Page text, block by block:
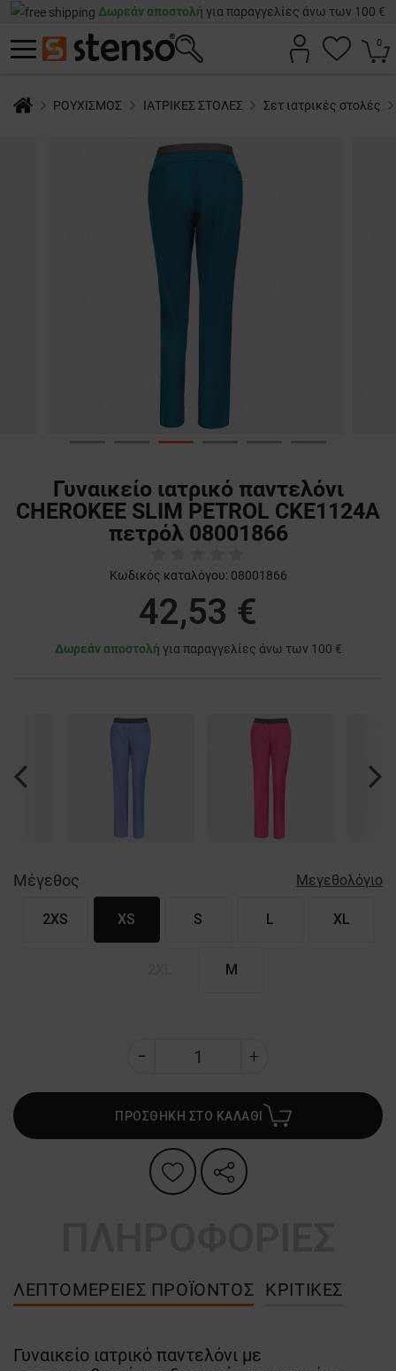
Δωρεάν αποστολή για παραγγελίες άνω των 100 €
0
ΡΟΥΧΙΣΜΟΣ ΙΑΤΡΙΚΕΣ ΣΤΟΛΕΣ Σετ ιατρικές στολές
Γυναικείο ιατρικό παντελόνι
CHEROKEE SLIM PETROL CKE1124A
πετρόλ 08001866
Κωδικός καταλόγου: 08001866
42,53 €
Δωρεάν αποστολή για παραγγελίες άνω των 100 €
Μέγεθος Μεγεθολόγιο
2XS XS S L XL
M
ΠΡΟΣΘΗΚΗ ΣΤΟ ΚΑΛΑΘΙ
ΛΕΠΤΟΜΈΡΕΙΕΣ ΠΡΟΪΌΝΤΟΣ ΚΡΙΤΙΚΈΣ
Γυναικείο ιατρικό παντελόνι με